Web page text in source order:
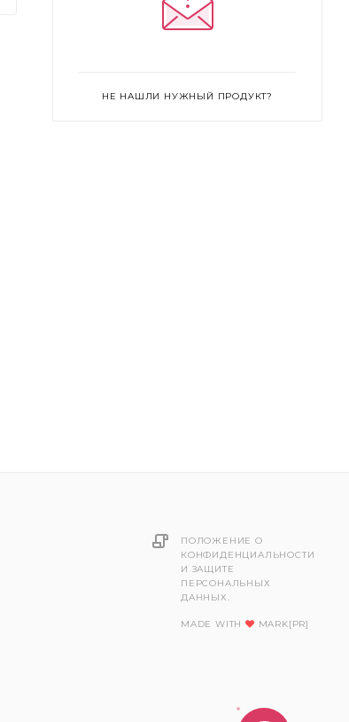
НЕ НАШЛИ НУЖНЫЙ ПРОДУКТ?
ПОЛОЖЕНИЕ О
КОНФИДЕНЦИАЛЬНОСТИ
И ЗАЩИТЕ
ПЕРСОНАЛЬНЫХ
ДАННЫХ.
MADE WITH MARK[PR]